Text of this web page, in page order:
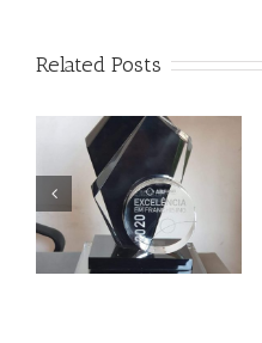
Related Posts
¿Cuáles son los
beneficios de una
consultoría empresarial?